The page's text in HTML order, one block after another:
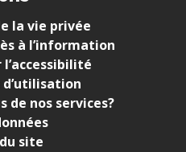
la vie privée
à l’information
de nos services?
site